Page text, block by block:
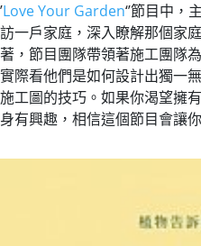
’Love Your Garden‘’節目中
訪一戶家庭，深入瞭解那個家
著，節目團隊帶領著施工團隊
實際看他們是如何設計出獨一
施工圖的技巧。如果你渴望擁
身有興趣，相信這個節目會讓